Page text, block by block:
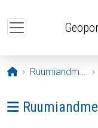
Avaleht
Ruumiandmed
Ava menüü: